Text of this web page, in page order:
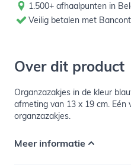
1.500+ afhaalpunten in
Veilig betalen met
Over dit product
Organzazakjes in de kleur
afmeting van 13 x 19 cm. Eén
organzazakjes.
Meer informatie